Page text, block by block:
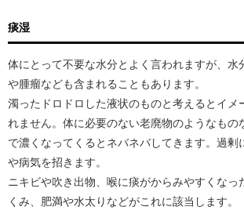
痰湿
体にとって不要な水分とよく言われますが、水
や腫瘤なども含まれることもあります。
濁ったドロドロした液状のものと考えるとイメ
れません。体に必要のない老廃物のようなもの
で濃くなってくるとネバネバしてきます。過剰
や病気を招きます。
ニキビや吹き出物、喉に痰がからみやすくなっ
くみ、肥満や水太りなどがこれに該当します。